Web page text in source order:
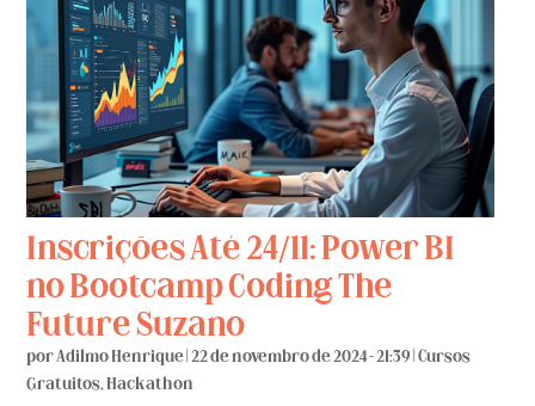
Inscrições Até 24/11: Power BI
no Bootcamp Coding The
Future Suzano
porAdilmo Henrique |22 de novembro de 2024 - 21:39 |Cursos
Gratuitos,Hackathon